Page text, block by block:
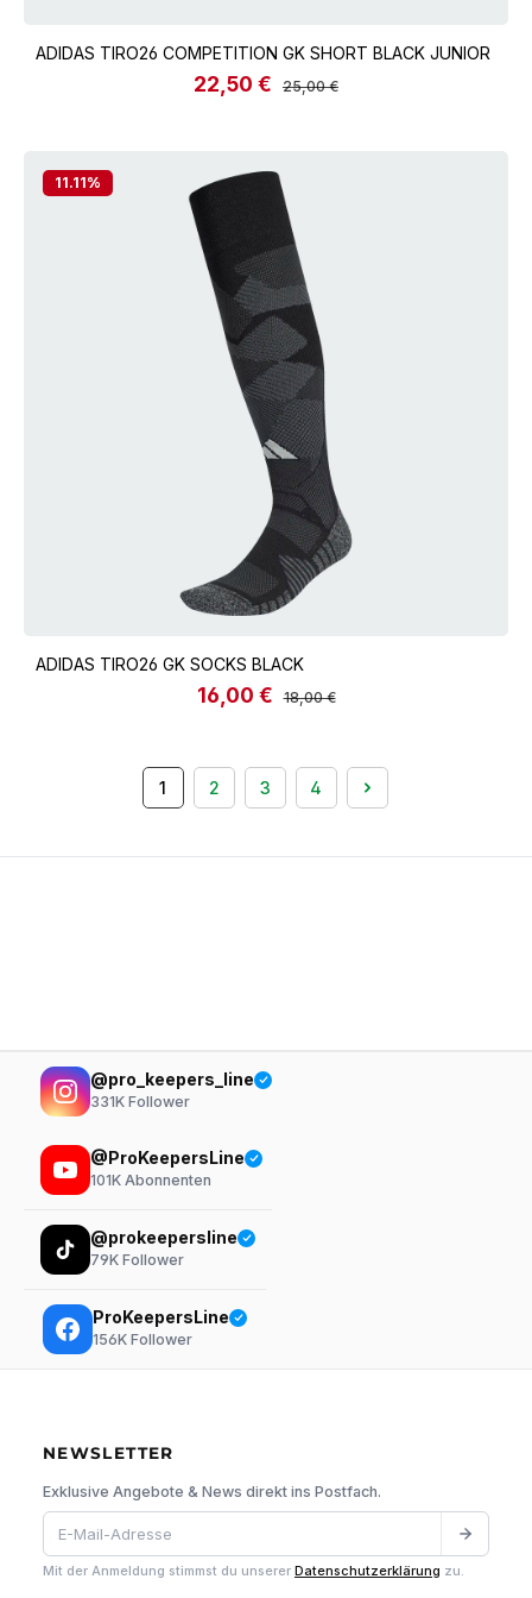
ADIDAS TIRO26 COMPETITION GK SHORT BLACK JUNIOR
Verkaufspreis:
22,50 € Regulärer Preis:
25,00 €
11.11%
ADIDAS TIRO26 GK SOCKS BLACK
Verkaufspreis:
16,00 € Regulärer Preis:
18,00 €
Seite
1
Seite
2
Seite
3
Seite
4
@pro_keepers_line
331K Follower
@ProKeepersLine
101K Abonnenten
@prokeepersline
79K Follower
ProKeepersLine
156K Follower
NEWSLETTER
Exklusive Angebote & News direkt ins Postfach.
Mit der Anmeldung stimmst du unserer Datenschutzerklärung zu.